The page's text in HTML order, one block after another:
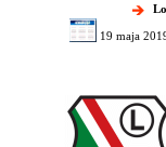
19 maja